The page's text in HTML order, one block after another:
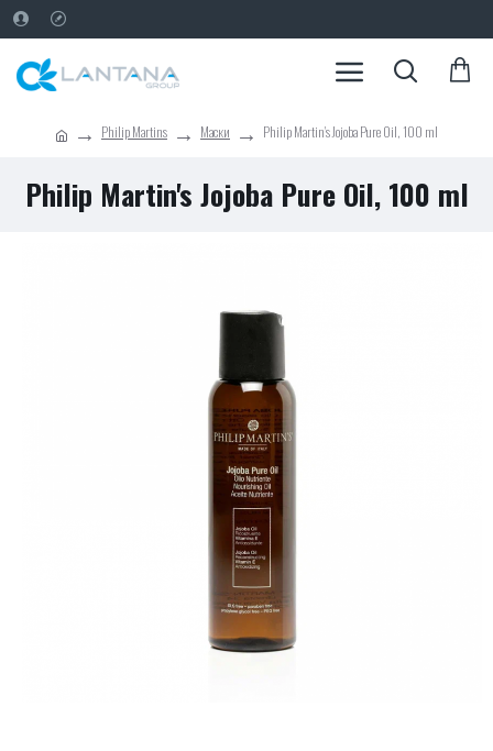
Philip Martins Маски Philip Martin's Jojoba Pure Oil, 100 ml
Philip Martin's Jojoba Pure Oil, 100 ml